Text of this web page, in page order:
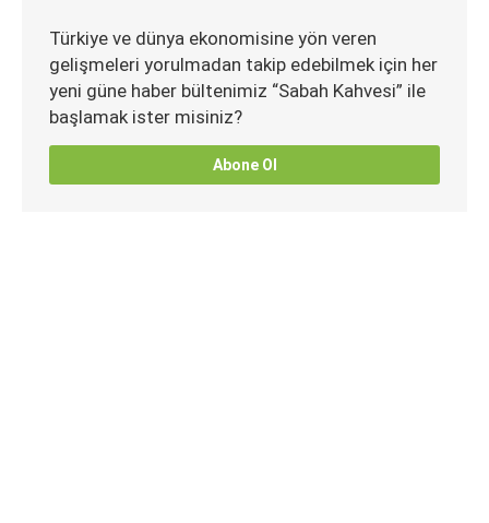
Türkiye ve dünya ekonomisine yön veren
gelişmeleri yorulmadan takip edebilmek için her
yeni güne haber bültenimiz “Sabah Kahvesi” ile
başlamak ister misiniz?
Abone Ol